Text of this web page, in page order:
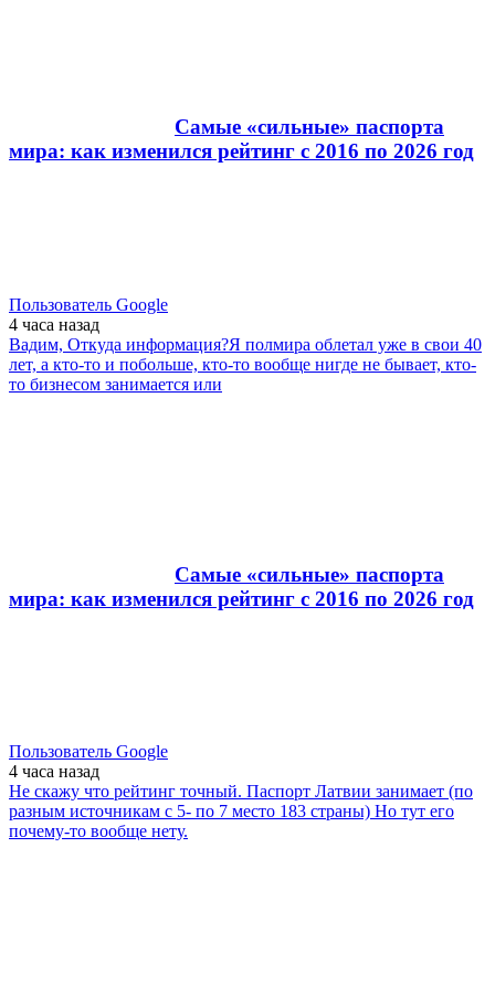
Самые «сильные» паспорта
мира: как изменился рейтинг с 2016 по 2026 год
Пользователь Google
4 часа назад
Вадим, Откуда информация?Я полмира облетал уже в свои 40
лет, а кто-то и побольше, кто-то вообще нигде не бывает, кто-
то бизнесом занимается или
Самые «сильные» паспорта
мира: как изменился рейтинг с 2016 по 2026 год
Пользователь Google
4 часа назад
Не скажу что рейтинг точный. Паспорт Латвии занимает (по
разным источникам с 5- по 7 место 183 страны) Но тут его
почему-то вообще нету.